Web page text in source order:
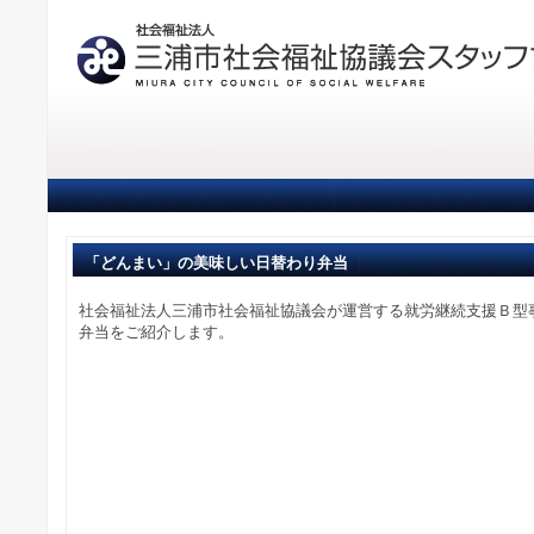
「どんまい」の美味しい日替わり弁当
社会福祉法人三浦市社会福祉協議会が運営する就労継続支援Ｂ
弁当をご紹介します。